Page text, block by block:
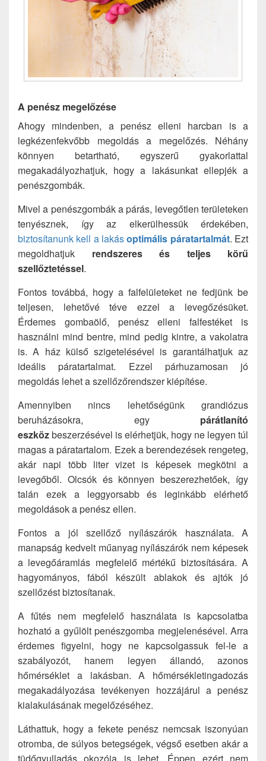
A penész megelőzése
Ahogy mindenben, a penész elleni harcban is a
legkézenfekvőbb megoldás a megelőzés. Néhány
könnyen betartható, egyszerű gyakorlattal
megakadályozhatjuk, hogy a lakásunkat ellepjék a
penészgombák.
Mivel a penészgombák a párás, levegőtlen területeken
tenyésznek, így az elkerülhessük érdekében,
biztosítanunk kell a lakásoptimális páratartalmát. Ezt
megoldhatjuk rendszeres és teljes körű
szellőztetéssel.
Fontos továbbá, hogy a falfelületeket ne fedjünk be
teljesen, lehetővé téve ezzel a levegőzésüket.
Érdemes gombaölő, penész elleni falfestéket is
használni mind bentre, mind pedig kintre, a vakolatra
is. A ház külső szigetelésével is garantálhatjuk az
ideális páratartalmat. Ezzel párhuzamosan jó
megoldás lehet a szellőzőrendszer kiépítése.
Amennyiben nincs lehetőségünk grandiózus
beruházásokra, egy párátlanító
eszközbeszerzésével is elérhetjük, hogy ne legyen túl
magas a páratartalom. Ezek a berendezések rengeteg,
akár napi több liter vizet is képesek megkötni a
levegőből. Olcsók és könnyen beszerezhetőek, így
talán ezek a leggyorsabb és leginkább elérhető
megoldások a penész ellen.
Fontos a jól szellőző nyílászárók használata. A
manapság kedvelt műanyag nyílászárók nem képesek
a levegőáramlás megfelelő mértékű biztosítására. A
hagyományos, fából készült ablakok és ajtók jó
szellőzést biztosítanak.
A fűtés nem megfelelő használata is kapcsolatba
hozható a gyűlölt penészgomba megjelenésével. Arra
érdemes figyelni, hogy ne kapcsolgassuk fel-le a
szabályozót, hanem legyen állandó, azonos
hőmérséklet a lakásban. A hőmérsékletingadozás
megakadályozása tevékenyen hozzájárul a penész
kialakulásának megelőzéséhez.
Láthattuk, hogy a fekete penész nemcsak iszonyúan
otromba, de súlyos betegségek, végső esetben akár a
tüdőgyulladás okozója is lehet. Éppen ezért nem